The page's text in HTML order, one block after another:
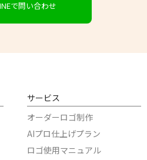
で問い合わせ
サービス
オーダーロゴ制作
AIプロ仕上げプラン
ロゴ使用マニュアル